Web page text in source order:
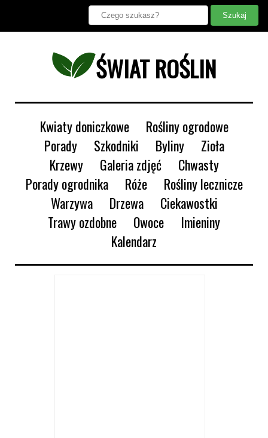
ŚWIAT ROŚLIN
Kwiaty doniczkowe
Rośliny ogrodowe
Porady
Szkodniki Byliny
Zioła
Krzewy
Galeria zdjęć
Chwasty
Porady ogrodnika
Róże
Rośliny lecznicze
Warzywa
Drzewa
Ciekawostki
Trawy ozdobne
Owoce
Imieniny
Kalendarz